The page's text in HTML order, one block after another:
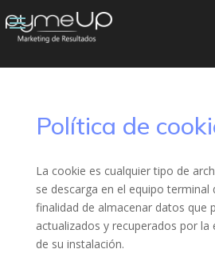
Política de
La cookie es cualquier tipo de
se descarga en el equipo terminal
finalidad de almacenar datos que
actualizados y recuperados por la
de su instalación.